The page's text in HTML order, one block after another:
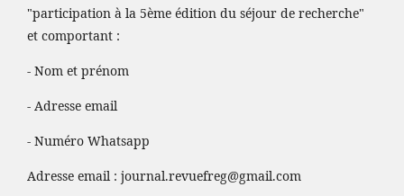
"participation à la 5ème édition du séjour de recherche"
et comportant :
- Nom et prénom
- Adresse email
- Numéro Whatsapp
Adresse email : journal.revuefreg@gmail.com